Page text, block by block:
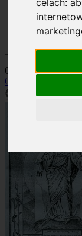
Okładki
Prenumerata
Kontakt
Okładka: RN 6/
Okładki